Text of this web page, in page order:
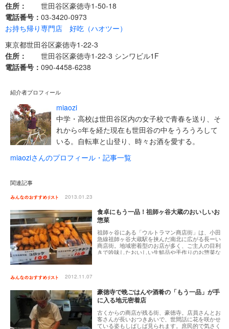
住所：
世田谷区豪徳寺1-50-18
電話番号： 03-3420-0973
お持ち帰り専門店 好吃（ハオツー）
東京都世田谷区豪徳寺1‐22‐3
住所：
世田谷区豪徳寺1‐22‐3 シンワビル1F
電話番号： 090-4458‐6238
紹介者プロフィール
miaozi
中学・高校は世田谷区内の女子校で青春を送り、そ
れから○年を経た現在も世田谷の中をうろうろして
いる。自転車と山登り、時々お酒を愛する。
miaoziさんのプロフィール・記事一覧
関連記事
2013.01.23
食卓にもう一品！祖師ヶ谷大蔵のおいしいお
惣菜
祖師ヶ谷にある「ウルトラマン商店街」は、小田
急線祖師ヶ谷大蔵駅を挟んだ南北に広がる長ーい
商店街。地域密着型のお店が多く、ご主人の目利
きで吟味したおいしい生鮮品や手作りのお惣菜な
2012.11.07
豪徳寺で晩ごはんや酒肴の「もう一品」が手
に入る地元密着店
古くからの商店が残る街、豪徳寺。店員さんとお
客さんが長いおつきあいで、世間話に花を咲かせ
ている姿もしばしば見られます。庶民的で気さく